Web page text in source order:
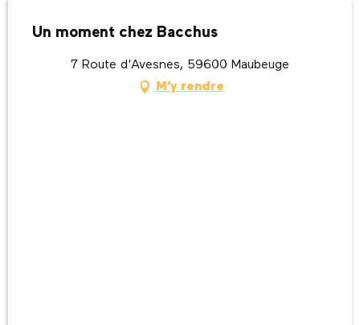
Un moment chez Bacchus
7 Route d'Avesnes, 59600 Maubeuge
M'y rendre